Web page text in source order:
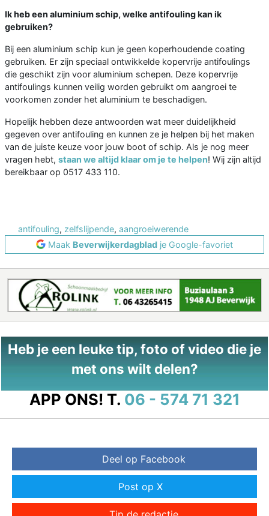
Ik heb een aluminium schip, welke antifouling kan ik
gebruiken?
Bij een aluminium schip kun je geen koperhoudende coating
gebruiken. Er zijn speciaal ontwikkelde kopervrije antifoulings
die geschikt zijn voor aluminium schepen. Deze kopervrije
antifoulings kunnen veilig worden gebruikt om aangroei te
voorkomen zonder het aluminium te beschadigen.
Hopelijk hebben deze antwoorden wat meer duidelijkheid
gegeven over antifouling en kunnen ze je helpen bij het maken
van de juiste keuze voor jouw boot of schip. Als je nog meer
vragen hebt, staan we altijd klaar om je te helpen! Wij zijn altijd
bereikbaar op 0517 433 110.
antifouling, zelfslijpende, aangroeiwerende
Maak Beverwijkerdagblad je Google-favoriet
Heb je een leuke tip, foto of video die je
met ons wilt delen?
APP ONS! T. 06 - 574 71 321
Deel op Facebook
Post op X